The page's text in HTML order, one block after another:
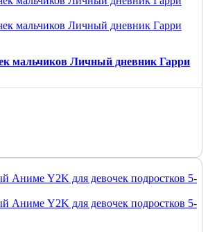
мальчиков Личный дневник Гарри